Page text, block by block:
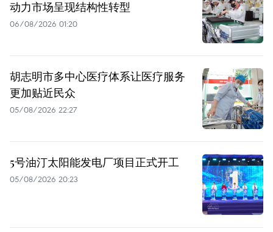
动力市场呈现结构性转型
06/08/2026 01:20
胡志明市多中心医疗体系让医疗服务
更加贴近民众
05/08/2026 22:27
5号油汀太阳能发电厂项目正式开工
05/08/2026 20:23